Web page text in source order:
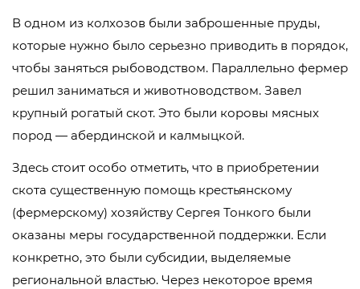
В одном из колхозов были заброшенные пруды,
которые нужно было серьезно приводить в порядок,
чтобы заняться рыбоводством. Параллельно фермер
решил заниматься и животноводством. Завел
крупный рогатый скот. Это были коровы мясных
пород — абердинской и калмыцкой.
Здесь стоит особо отметить, что в приобретении
скота существенную помощь крестьянскому
(фермерскому) хозяйству Сергея Тонкого были
оказаны меры государственной поддержки. Если
конкретно, это были субсидии, выделяемые
региональной властью. Через некоторое время